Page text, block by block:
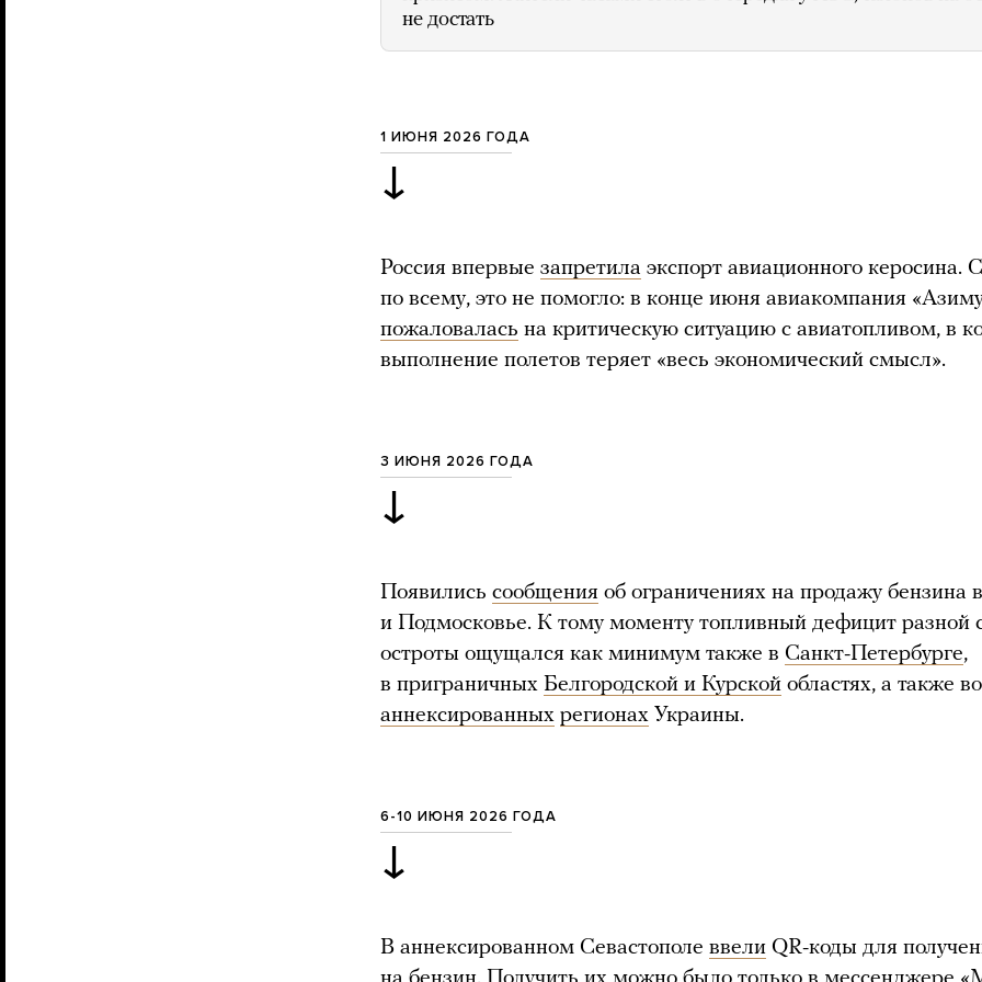
не достать
1 ИЮНЯ 2026 ГОДА
↓
Россия впервые запретила экспорт авиационного керосина.
по всему, это не помогло: в конце июня авиакомпания
пожаловалась на критическую ситуацию с авиатопливом, в
выполнение полетов теряет «весь экономический смысл».
3 ИЮНЯ 2026 ГОДА
↓
Появились сообщения об ограничениях на продажу бензина
и Подмосковье. К тому моменту топливный дефицит разной
остроты ощущался как минимум также в Санкт-Петербурге,
в приграничных Белгородской и Курской областях, а также
аннексированных регионах Украины.
6-10 ИЮНЯ 2026 ГОДА
↓
В аннексированном Севастополе ввели QR-коды для